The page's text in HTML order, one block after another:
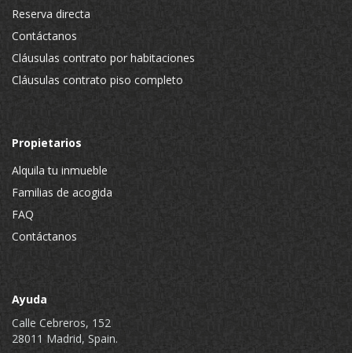
Reserva directa
Contáctanos
Cláusulas contrato por habitaciones
Cláusulas contrato piso completo
Propietarios
Alquila tu inmueble
Familias de acogida
FAQ
Contáctanos
Ayuda
Calle Cebreros, 152
28011 Madrid, Spain.